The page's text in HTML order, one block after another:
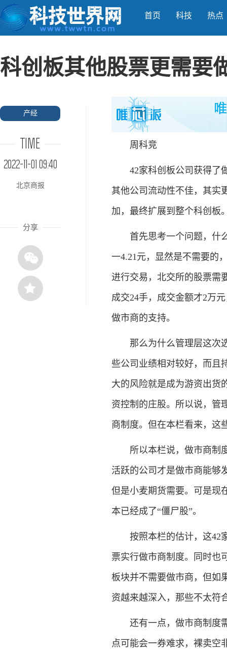
首页 科技 热点
科创板其他股票更需要
产经
TIME
2022-11-01 09:40
北京商报
分享
周科竞
42家科创板公司获得了做
其他公司流动性不佳，其实
加，最终扩展到整个科创板
首先思考一个问题，什么
一4.21元，显然是不需要的
进行交易，北交所的股票需
成交24手，成交金额才2万
做市商的支持。
那么为什么管理层这次选
些公司业绩相对较好，而且
大的风险就是成为游资出货
资控制的庄股。所以说，管
商制度。但在本栏看来，这
所以本栏说，做市商制度
活跃的公司才是做市商能够
但是小麦期货需要。可是现
本已经成了“僵尸股”。
按照本栏的估计，这42家
票实行做市商制度。同时也
板块并不需要做市商，但如
资越来越深入，那些不太符
还有一点，做市商制度需
点可能会一券难求，裸卖空